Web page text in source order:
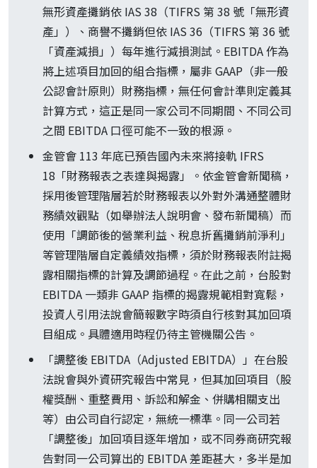
無形資產攤銷依 IAS 38（TIFRS 第 38 號「無形資
產」）、商譽不攤銷但依 IAS 36（TIFRS 第 36 號
「資產減損」）每年進行減損測試。EBITDA 作為
將上述項目加回的組合指標，屬非 GAAP（非一般
公認會計原則）財務指標，無任何會計準則定義其
計算方式，這正是同一家公司不同期間、不同公司
之間 EBITDA 口徑可能不一致的根源。
金管會 113 年底已預告國內未來將接軌 IFRS
18「財務報表之表達與揭露」。依金管會新聞稿，
採用後管理階層若於財務報表以外對外溝通整體財
務績效觀點（如舉辦法人說明會、發布新聞稿）而
使用「調節後的營業利益、稅息折舊攤銷前淨利」
等管理階層自定義績效指標，須於財務報表附註揭
露相關指標的計算及調節過程。在此之前，台股對
EBITDA 一類非 GAAP 指標的揭露規範相對寬鬆，
投資人引用法說會簡報數字時須自行核對其加回項
目組成。具體適用時程仍待主管機關公告。
「調整後 EBITDA（Adjusted EBITDA）」在台股
法說會與外資研究報告中常見，但其加回項目（股
權獎酬、重整費用、訴訟和解金、併購相關支出
等）由公司自行認定，無統一標準。同一公司若
「調整後」加回項目逐年增加，或不同券商研究報
告對同一公司算出的 EBITDA 差距甚大，多半是加